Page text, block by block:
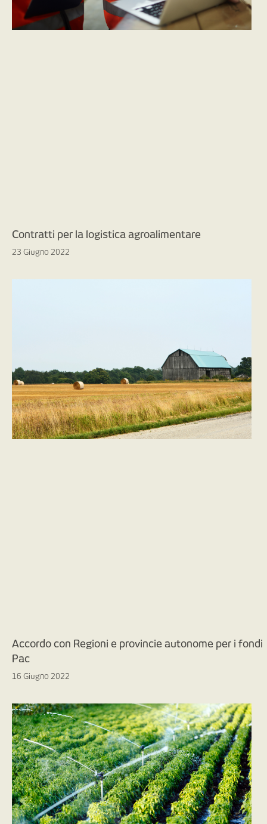
Contratti per la logistica agroalimentare
23 Giugno 2022
Accordo con Regioni e provincie autonome per i fondi
Pac
16 Giugno 2022